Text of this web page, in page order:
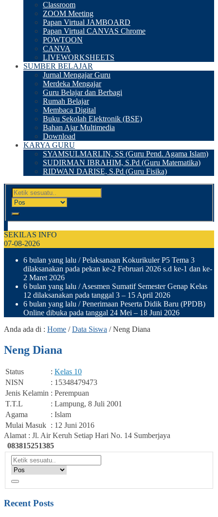
Classroom
ZOOM Meeting
Papan Virtual JAMBOARD
Papan Virtual CANVAS Chrome
POWTOON
CANVA
LIVEWORKSHEETS
SUMBER BELAJAR
Jurnal Mengajar Guru
Merdeka Mengajar
Guru Belajar dan Berbagi
Rumah Belajar
Membaca Digital
Buku Sekolah Elektronik (BSE)
Bahan Ajar Multimedia
Download
KARYA GURU
SYAMSULMARLIN, SS (Guru Pend. Agama Islam)
SUDIRMAN IBRAHIM, S.Pd (Guru Matematika)
RIDWAN DARISE, S.Pd (Guru Fisika)
SEKILAS INFO
07-08-2026
6 bulan yang lalu / Pelaksanaan Kokurikuler P5 Tema 3
dilaksanakan pada pekan ke-2 Februari 2026 s.d ke-1 dan ke-
2 Maret 2026
6 bulan yang lalu / Asesmen Sumatif Semester Genap Kelas
12 dilaksanakan pada tanggal 3 – 15 April 2026
6 bulan yang lalu / Penerimaan Peserta Didik Baru (PPDB)
Online dibuka pada tanggal 24 Mei – 18 Juni 2026
Anda ada di : Home /Data Siswa /Neng Diana
Neng Diana
Status : Kelas 10
NISN
: 15348479473
Jenis Kelamin : Perempuan
T.T.L
: Lampung, 8 Juli 2001
Agama
: Islam
Mulai Masuk : 12 Juni 2016
Alamat : Jl. Air Keruh Setiap Hari No. 14 Sumberjaya
083815251385
Recent Posts